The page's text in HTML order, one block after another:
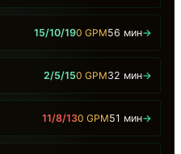
15/10/190 GPM56 мин→
2/5/150 GPM32 мин→
11/8/130 GPM51 мин→